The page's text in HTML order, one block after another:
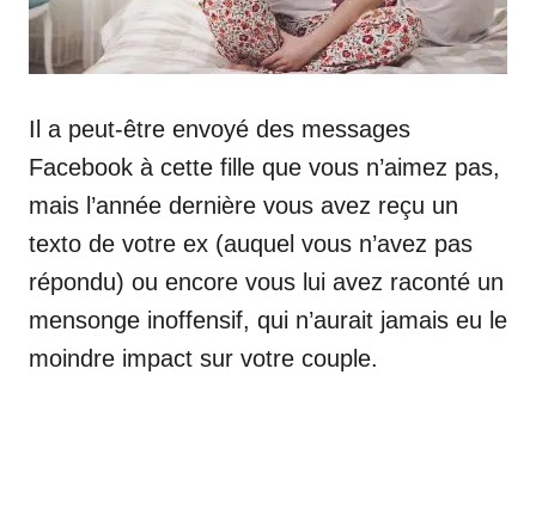
Il a peut-être envoyé des messages
Facebook à cette fille que vous n’aimez pas,
mais l’année dernière vous avez reçu un
texto de votre ex (auquel vous n’avez pas
répondu) ou encore vous lui avez raconté un
mensonge inoffensif, qui n’aurait jamais eu le
moindre impact sur votre couple.